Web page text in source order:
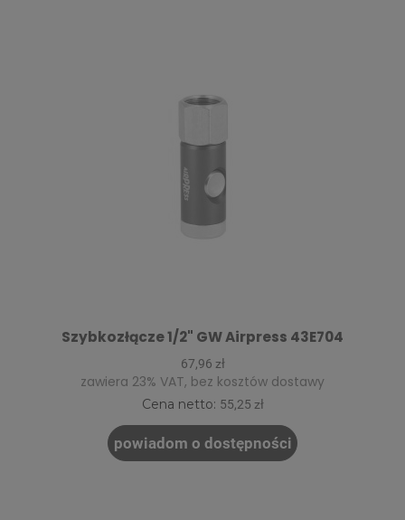
Szybkozłącze 1/2" GW Airpress 43E704
67,96 zł
zawiera 23% VAT, bez kosztów dostawy
Cena netto: 55,25 zł
powiadom o dostępności